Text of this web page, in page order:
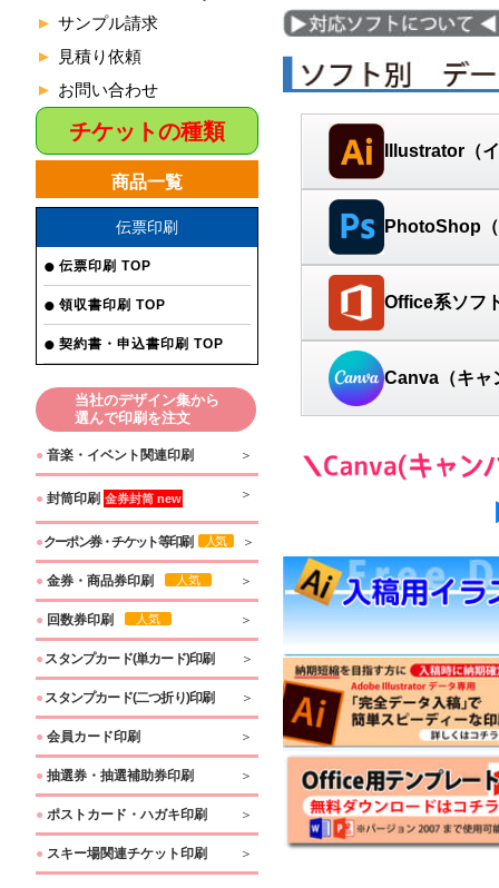
サンプル請求
見積り依頼
お問い合わせ
チケットの種類
商品一覧
伝票印刷
伝票印刷 TOP
領収書印刷 TOP
契約書・申込書印刷 TOP
当社のデザイン集から
選んで印刷を注文
● 音楽・イベント関連印刷
● 封筒印刷 金券封筒 new
●クーポン券・チケット等印刷 人気
● 金券・商品券印刷 人気
● 回数券印刷 人気
● スタンプカード(単カード)印刷
● スタンプカード(二つ折り)印刷
● 会員カード印刷
● 抽選券・抽選補助券印刷
● ポストカード・ハガキ印刷
● スキー場関連チケット印刷
Illustrator（
PhotoShop
Office系ソフ
Canva（キャ